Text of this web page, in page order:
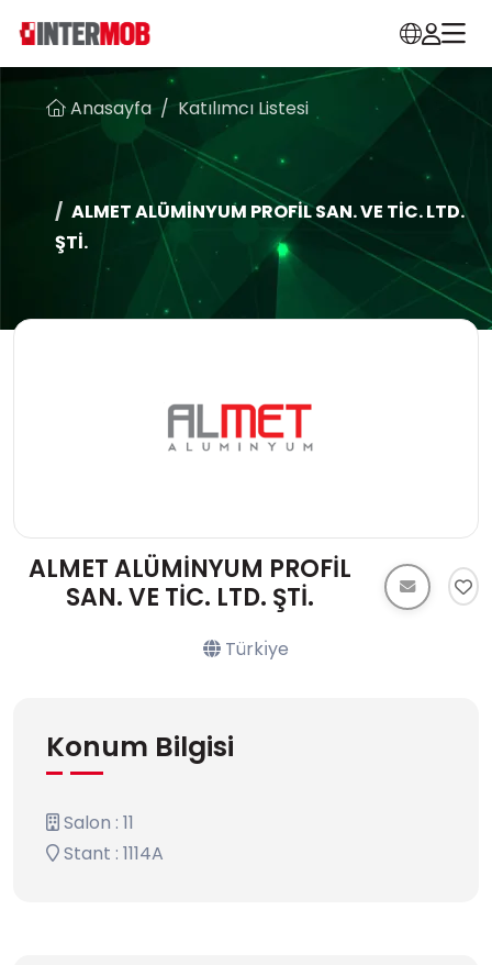
Anasayfa Katılımcı Listesi
ALMET ALÜMİNYUM PROFİL SAN. VE TİC. LTD.
ŞTİ.
ALMET ALÜMİNYUM PROFİL
SAN. VE TİC. LTD. ŞTİ.
Türkı̇ye
Konum Bilgisi
Salon : 11
Stant : 1114A